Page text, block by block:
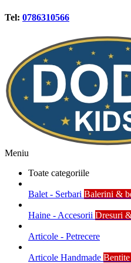
Tel: 0786310566
Meniu
Toate categoriile
Balet - Serbari Balerini &
Haine - Accesorii Dresuri
Articole - Petrecere
Articole Handmade